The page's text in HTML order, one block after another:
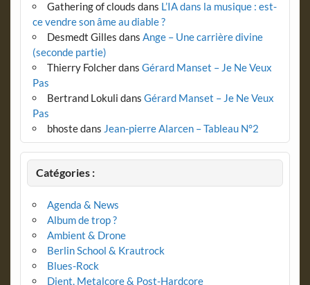
Gathering of clouds dans L’IA dans la musique : est-
ce vendre son âme au diable ?
Desmedt Gilles dans Ange – Une carrière divine
(seconde partie)
Thierry Folcherdans Gérard Manset – Je Ne Veux
Pas
Bertrand Lokuli dans Gérard Manset – Je Ne Veux
Pas
bhostedans Jean-pierre Alarcen – Tableau N°2
Catégories :
Agenda & News
Album de trop ?
Ambient & Drone
Berlin School & Krautrock
Blues-Rock
Djent, Metalcore & Post-Hardcore